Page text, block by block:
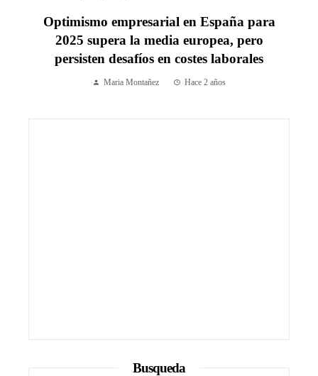
Optimismo empresarial en España para
2025 supera la media europea, pero
persisten desafíos en costes laborales
Maria Montañez Hace 2 años
Busqueda